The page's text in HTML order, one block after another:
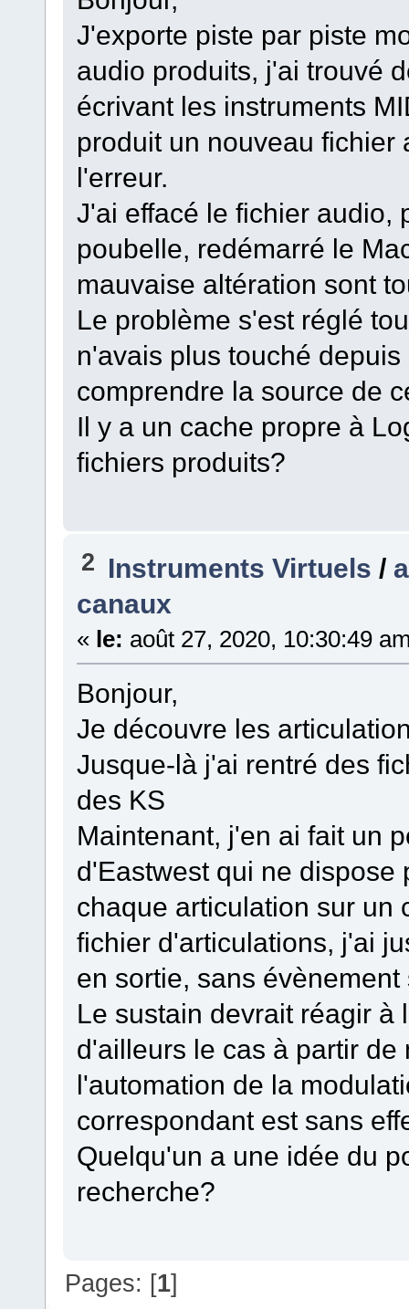
J'exporte piste par piste
audio produits, j'ai trouvé
écrivant les instruments
produit un nouveau
l'erreur.
J'ai effacé le fichier audio,
poubelle, redémarré le
mauvaise altération sont
Le problème s'est réglé
n'avais plus touché
comprendre la source de
Il y a un cache propre à
fichiers produits?
2 Instruments Virtuels /
canaux
« le: août 27, 2020, 10:30:49
Bonjour,
Je découvre les
Jusque-là j'ai rentré des
des KS
Maintenant, j'en ai fait un
d'Eastwest qui ne dispose
chaque articulation sur un
fichier d'articulations, j'ai
en sortie, sans
Le sustain devrait réagir à
d'ailleurs le cas à partir
l'automation de la
correspondant est sans
Quelqu'un a une idée du
recherche?
Pages: [1]